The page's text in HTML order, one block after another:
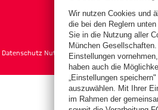
fcbayern.com
Datenschutz Nutzungsbedingungen